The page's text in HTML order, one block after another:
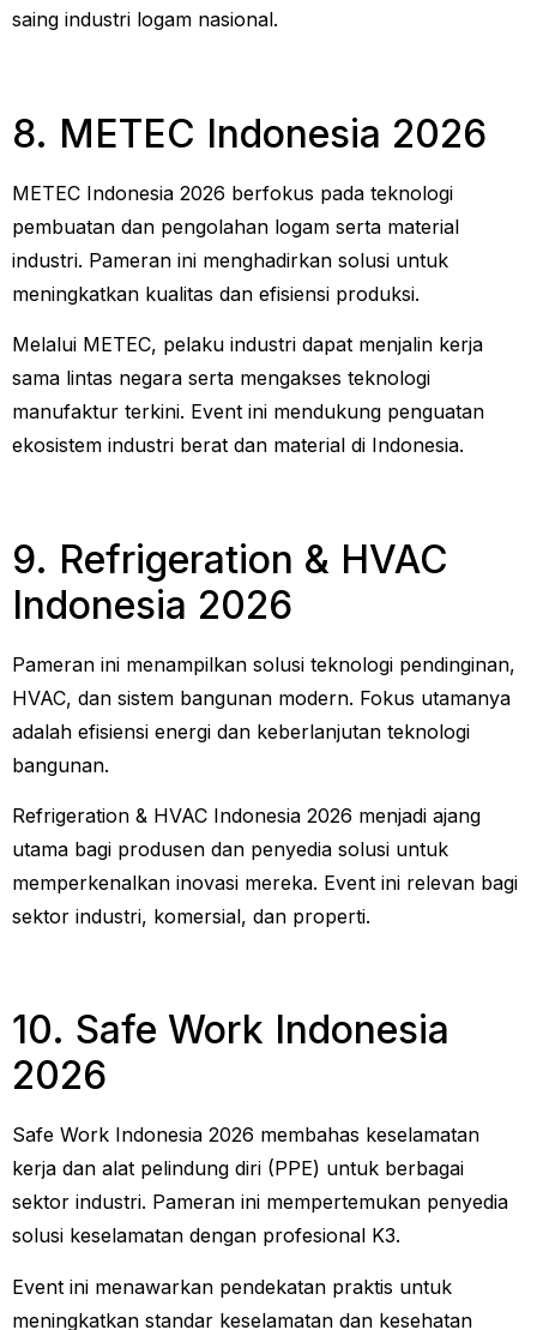
saing industri logam nasional.
8. METEC Indonesia 2026
METEC Indonesia 2026 berfokus pada teknologi
pembuatan dan pengolahan logam serta material
industri. Pameran ini menghadirkan solusi untuk
meningkatkan kualitas dan efisiensi produksi.
Melalui METEC, pelaku industri dapat menjalin kerja
sama lintas negara serta mengakses teknologi
manufaktur terkini. Event ini mendukung penguatan
ekosistem industri berat dan material di Indonesia.
9. Refrigeration & HVAC
Indonesia 2026
Pameran ini menampilkan solusi teknologi pendinginan,
HVAC, dan sistem bangunan modern. Fokus utamanya
adalah efisiensi energi dan keberlanjutan teknologi
bangunan.
Refrigeration & HVAC Indonesia 2026 menjadi ajang
utama bagi produsen dan penyedia solusi untuk
memperkenalkan inovasi mereka. Event ini relevan bagi
sektor industri, komersial, dan properti.
10. Safe Work Indonesia
2026
Safe Work Indonesia 2026 membahas keselamatan
kerja dan alat pelindung diri (PPE) untuk berbagai
sektor industri. Pameran ini mempertemukan penyedia
solusi keselamatan dengan profesional K3.
Event ini menawarkan pendekatan praktis untuk
meningkatkan standar keselamatan dan kesehatan